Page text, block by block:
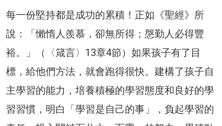
每一份堅持都是成功的累積！正如《聖經》所
說：「懶惰人羨慕，卻無所得；慇勤人必得豐
裕。」（〈箴言〉13章4節）如果孩子有了目
標，給他們方法，就會跑得很快。建構了孩子自
主學習的能力，培養積極的學習態度和良好的學
習習慣，明白「學習是自己的事」，負起學習的